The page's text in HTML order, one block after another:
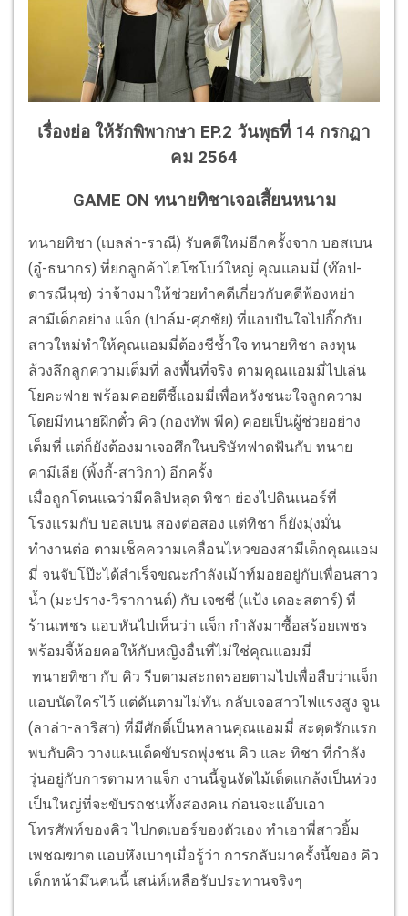
เรื่องย่อ ให้รักพิพากษา EP.2 วันพุธที่ 14 กรกฏา
คม 2564
GAME ON ทนายทิชาเจอเสี้ยนหนาม
ทนายทิชา (เบลล่า-ราณี) รับคดีใหม่อีกครั้งจาก บอสเบน
(อู๋-ธนากร) ที่ยกลูกค้าไฮโซโบว์ใหญ่ คุณแอมมี่ (ท๊อป-
ดารณีนุช) ว่าจ้างมาให้ช่วยทำคดีเกี่ยวกับคดีฟ้องหย่า
สามีเด็กอย่าง แจ็ก (ปาล์ม-ศุภชัย) ที่แอบปันใจไปกิ๊กกับ
สาวใหม่ทำให้คุณแอมมี่ต้องชีช้ำใจ ทนายทิชา ลงทุน
ล้วงลึกลูกความเต็มที่ ลงพื้นที่จริง ตามคุณแอมมี่ไปเล่น
โยคะฟาย พร้อมคอยตีซี้แอมมี่เพื่อหวังชนะใจลูกความ
โดยมีทนายฝึกตั๋ว คิว (กองทัพ พีค) คอยเป็นผู้ช่วยอย่าง
เต็มที่ แต่ก็ยังต้องมาเจอศึกในบริษัทฟาดฟันกับ ทนาย
คามีเลีย (พิ้งกี้-สาวิกา) อีกครั้ง
เมื่อถูกโดนแฉว่ามีคลิปหลุด ทิชา ย่องไปดินเนอร์ที่
โรงแรมกับ บอสเบน สองต่อสอง แต่ทิชา ก็ยังมุ่งมั่น
ทำงานต่อ ตามเช็คความเคลื่อนไหวของสามีเด็กคุณแอม
มี่ จนจับโป๊ะได้สำเร็จขณะกำลังเม้าท์มอยอยู่กับเพื่อนสาว
น้ำ (มะปราง-วิรากานต์) กับ เจซซี่ (แป้ง เดอะสตาร์) ที่
ร้านเพชร แอบหันไปเห็นว่า แจ็ก กำลังมาซื้อสร้อยเพชร
พร้อมจี้ห้อยคอให้กับหญิงอื่นที่ไม่ใช่คุณแอมมี่
ทนายทิชา กับ คิว รีบตามสะกดรอยตามไปเพื่อสืบว่าแจ็ก
แอบนัดใครไว้ แต่ดันตามไม่ทัน กลับเจอสาวไฟแรงสูง จูน
(ลาล่า-ลาริสา) ที่มีศักดิ์เป็นหลานคุณแอมมี่ สะดุดรักแรก
พบกับคิว วางแผนเด็ดขับรถพุ่งชน คิว และ ทิชา ที่กำลัง
วุ่นอยู่กับการตามหาแจ็ก งานนี้จูนงัดไม้เด็ดแกล้งเป็นห่วง
เป็นใหญ่ที่จะขับรถชนทั้งสองคน ก่อนจะแอ๊บเอา
โทรศัพท์ของคิว ไปกดเบอร์ของตัวเอง ทำเอาพี่สาวยิ้ม
เพชฌฆาต แอบหึงเบาๆเมื่อรู้ว่า การกลับมาครั้งนี้ของ คิว
เด็กหน้ามึนคนนี้ เสน่ห์เหลือรับประทานจริงๆ